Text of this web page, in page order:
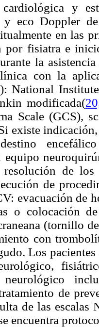
y
y eco Doppler
en las
por fisiatra e
la
con la
National
modificada(
Scale (GCS),
existe
equipo
de
de
evacuación de
o colocación
(tornillo
con
Los
neurológico
de
de las
encuentra